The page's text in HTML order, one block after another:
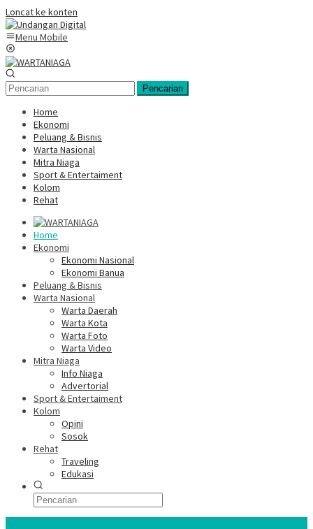
Loncat ke konten
Menu Mobile
Pencarian
Home
Ekonomi
Peluang & Bisnis
Warta Nasional
Mitra Niaga
Sport & Entertaiment
Kolom
Rehat
Home
Ekonomi
Ekonomi Nasional
Ekonomi Banua
Peluang & Bisnis
Warta Nasional
Warta Daerah
Warta Kota
Warta Foto
Warta Video
Mitra Niaga
Info Niaga
Advertorial
Sport & Entertaiment
Kolom
Opini
Sosok
Rehat
Traveling
Edukasi